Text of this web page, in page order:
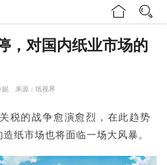
，对国内纸业市场的
妮 来源：纸视界
税的战争愈演愈烈，在此趋势
纸市场也将面临一场大风暴。